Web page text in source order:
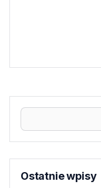
Ostatnie wpisy